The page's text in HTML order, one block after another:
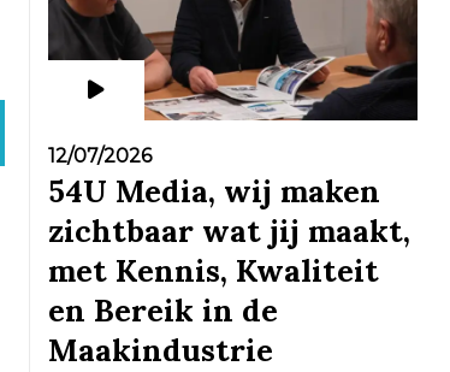
12/07/2026
54U Media, wij maken
zichtbaar wat jij maakt,
met Kennis, Kwaliteit
en Bereik in de
Maakindustrie